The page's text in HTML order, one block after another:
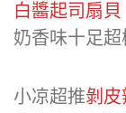
白醬起司扇貝
奶香味十足超
小凉超推剝